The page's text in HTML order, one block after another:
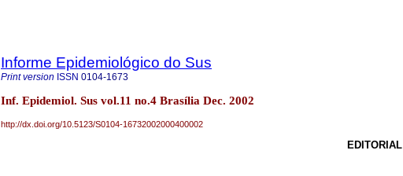
Informe Epidemiológico do Sus
Print version ISSN 0104-1673
Inf. Epidemiol. Sus vol.11 no.4 Brasília Dec. 2002
http://dx.doi.org/10.5123/S0104-16732002000400002
EDITORIAL